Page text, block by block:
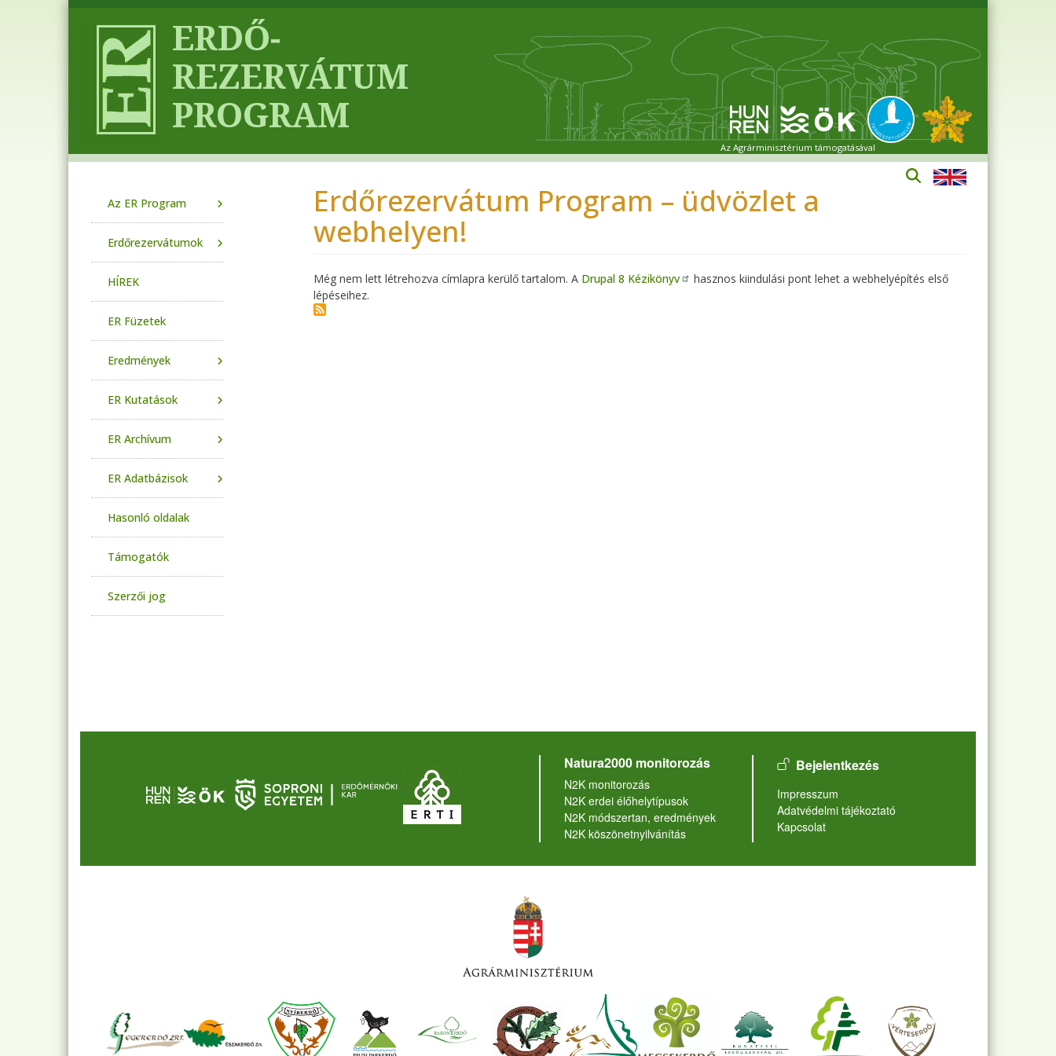
Az Agrárminisztérium támogatásával
Erdőrezervátum Program – üdvözlet a
webhelyen!
Még nem lett létrehozva címlapra kerülő tartalom. A Drupal 8 Kézikönyv
hasznos kiindulási pont lehet a webhelyépítés első
lépéseihez.
Az ER Program
Erdőrezervátumok
HÍREK
ER Füzetek
Eredmények
ER Kutatások
ER Archívum
ER Adatbázisok
Hasonló oldalak
Támogatók
Szerzői jog
Natura2000 monitorozás
N2K monitorozás
N2K erdei élőhelytípusok
N2K módszertan, eredmények
N2K köszönetnyilvánítás
User account menu
Bejelentkezés
Lábléc
Impresszum
Adatvédelmi tájékoztató
Kapcsolat